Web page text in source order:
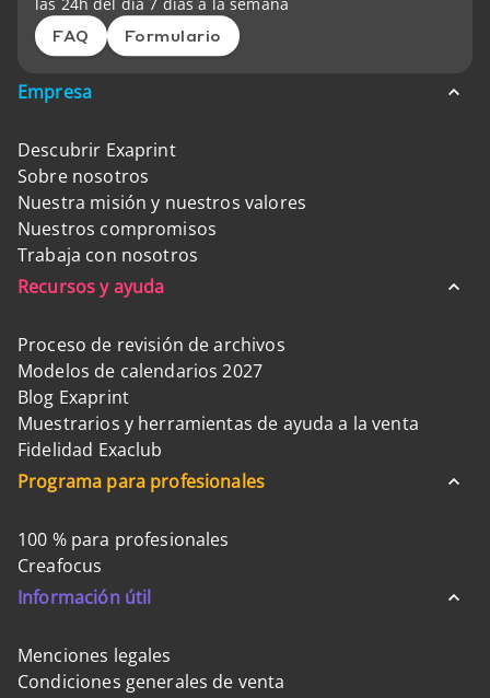
FAQ Formulario
Empresa
Descubrir Exaprint
Sobre nosotros
Nuestra misión y nuestros valores
Nuestros compromisos
Trabaja con nosotros
Recursos y ayuda
Proceso de revisión de archivos
Modelos de calendarios 2027
Blog Exaprint
Muestrarios y herramientas de ayuda a la venta
Fidelidad Exaclub
Programa para profesionales
100 % para profesionales
Creafocus
Información útil
Menciones legales
Condiciones generales de venta